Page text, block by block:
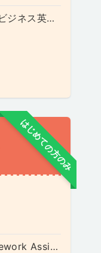
Business English Course | ビジネス英語 | 비즈니스 영어
はじめての方のみ
IELTS English Writing Homework Assignment | 英語ライティング練習 | 영어 작문 연습